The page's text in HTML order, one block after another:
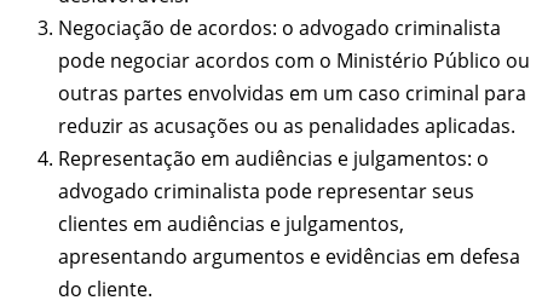
Negociação de acordos: o advogado criminalista
pode negociar acordos com o Ministério Público ou
outras partes envolvidas em um caso criminal para
reduzir as acusações ou as penalidades aplicadas.
Representação em audiências e julgamentos: o
advogado criminalista pode representar seus
clientes em audiências e julgamentos,
apresentando argumentos e evidências em defesa
do cliente.